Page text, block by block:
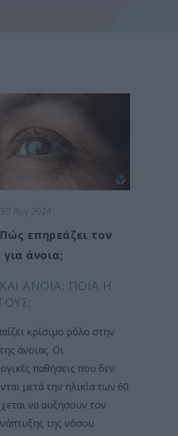
Αυγ 2024
επηρεάζει τον
για άνοια;
ΑΝΟΙΑ: ΠΟΙΑ Η
κρίσιμο ρόλο στην
άνοιας. Οι
παθήσεις που δεν
μετά την ηλικία των 60
να αυξήσουν τον
της νόσου